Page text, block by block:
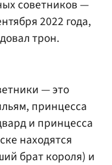
советников —
2022 года,
трон.
— это
принцесса
и принцесса
находятся
брат короля) и